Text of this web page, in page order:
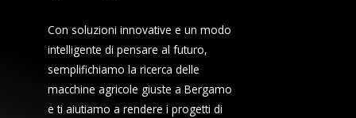
Con soluzioni innovative e un modo
intelligente di pensare al futuro,
semplifichiamo la ricerca delle
macchine agricole giuste a Bergamo
e ti aiutiamo a rendere i progetti di